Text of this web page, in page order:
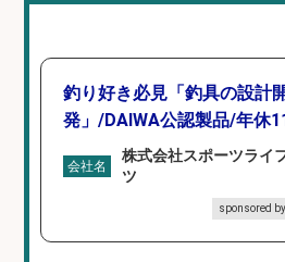
釣り好き必見「釣具の設計
発」/DAIWA公認製品/年休
会社名
株式会社スポーツライ
ツ
sponsored